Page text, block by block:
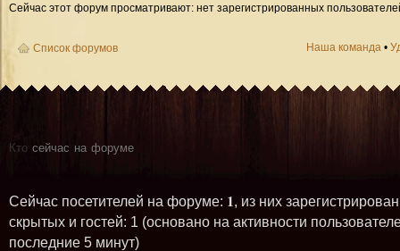
Сейчас этот форум просматривают: нет зарегистрированных
Список форумов Наша команда •
Кто сейчас на форуме
Сейчас посетителей на форуме: 1, из них
скрытых и гостей: 1 (основано на активности
последние 5 минут)